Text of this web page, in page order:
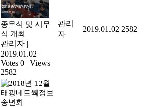
종무식 및 시무
식 개최
관리자 |
2019.01.02 |
Votes 0 | Views
2582
관리
자
2019.01.02 2582